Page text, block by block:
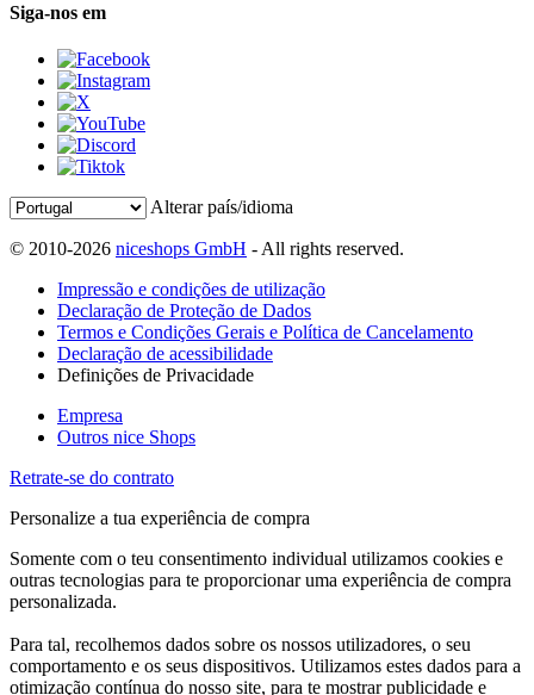
Siga-nos em
Alterar país/idioma
© 2010-2026 niceshops GmbH - All rights reserved.
Impressão e condições de utilização
Declaração de Proteção de Dados
Termos e Condições Gerais e Política de Cancelamento
Declaração de acessibilidade
Definições de Privacidade
Empresa
Outros nice Shops
Retrate-se do contrato
Personalize a tua experiência de compra
Somente com o teu consentimento individual utilizamos cookies e
outras tecnologias para te proporcionar uma experiência de compra
personalizada.
Para tal, recolhemos dados sobre os nossos utilizadores, o seu
comportamento e os seus dispositivos. Utilizamos estes dados para a
otimização contínua do nosso site, para te mostrar publicidade e